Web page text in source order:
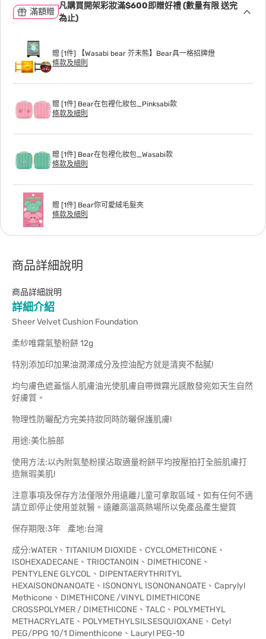
滿額贈
凡購買開架彩妝滿$600即贈好禮 (數量有限 送完
為止)
贈 [1件] 【Wasabi bear 芥末熊】Bear具一格招牌燈
條款及細則
贈 [1件] Bear在包裡化妝包_Pinksabi款
條款及細則
贈 [1件] Bear在包裡化妝包_Wasabi款
條款及細則
贈 [1件] Bear你可愛絨毛髮夾
條款及細則
商品詳細說明
商品詳細說明
詳細介紹
Sheer Velvet Cushion Foundation
柔紗唯霧氣墊粉餅 12g
特別添加印加果油潤澤成分及控油配方就是清爽不黏膩!
均勻膚色遮蓋惱人肌膚油光使肌膚自帶微霧光感散發宛如天生自然
好膚質。
物理性防曬配方完美持妝同時防曬保護肌膚!
用途:美化臉部
使用方法:以內附氣墊粉撲沾取適量粉餅平均按壓拍打全臉肌膚打
造無瑕美肌!
注意事項及保存方法僅限外用遠離儿童可拿取區域。如有任何不適
請立即停止使用並就醫。遠離高溫高熱場所以免產品產生變質
保存期限:3年 產地:台灣
成分:WATER、TITANIUM DIOXIDE、CYCLOMETHICONE、
ISOHEXADECANE、TRIOCTANOIN、DIMETHICONE、
PENTYLENE GLYCOL、DIPENTAERYTHRITYL
HEXAISONONANOATE、ISONONYL ISONONANOATE、Caprylyl
Methicone、DIMETHICONE /VINYL DIMETHICONE
CROSSPOLYMER / DIMETHICONE、TALC、POLYMETHYL
METHACRYLATE、POLYMETHYLSILSESQUIOXANE、Cetyl
PEG/PPG 10/1 Dimenthicone、Lauryl PEG-10